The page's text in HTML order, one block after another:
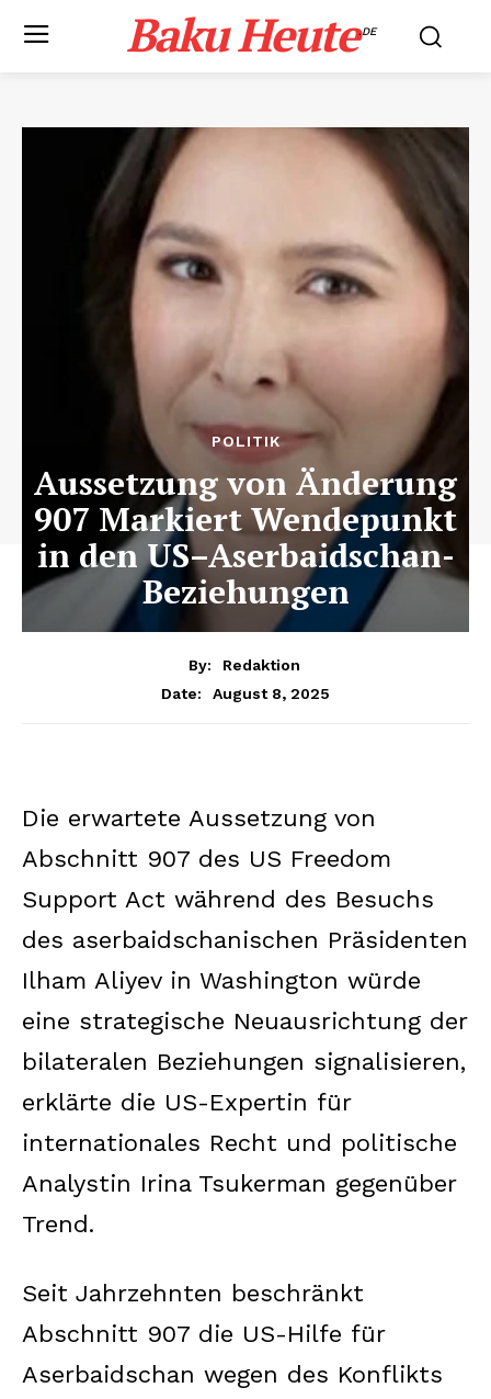
Baku Heute.DE
POLITIK
Aussetzung von Änderung
907 Markiert Wendepunkt
in den US–Aserbaidschan-
Beziehungen
By:
Redaktion
Date:
August 8, 2025
Die erwartete Aussetzung von
Abschnitt 907 des US Freedom
Support Act während des Besuchs
des aserbaidschanischen Präsidenten
Ilham Aliyev in Washington würde
eine strategische Neuausrichtung der
bilateralen Beziehungen signalisieren,
erklärte die US-Expertin für
internationales Recht und politische
Analystin Irina Tsukerman gegenüber
Trend.
Seit Jahrzehnten beschränkt
Abschnitt 907 die US-Hilfe für
Aserbaidschan wegen des Konflikts